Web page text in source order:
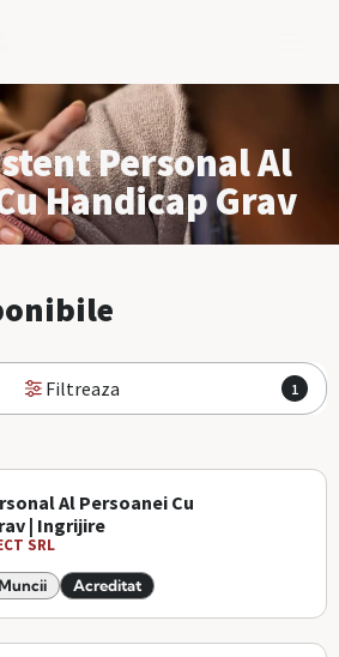
Personal Al
Handicap Grav
Filtreaza 1
Al Persoanei Cu
| Ingrijire
SRL
Acreditat